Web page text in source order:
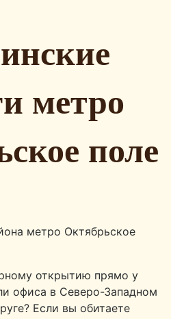
метро
поле
метро Октябрьское
открытию прямо у
офиса в Северо-Западном
Если вы обитаете